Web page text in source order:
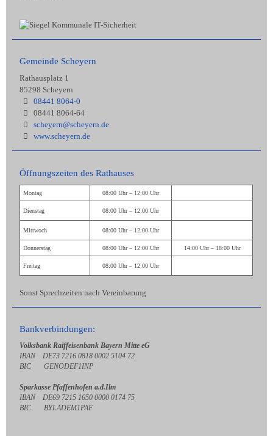
Gemeinde Scheyern
Rathausplatz 1
85298 Scheyern
08441 8064-0
08441 8064-64
scheyern@scheyern.de
www.scheyern.de
Öffnungszeiten des Rathauses
Montag 08:00 Uhr – 12:00 Uhr
Dienstag 08:00 Uhr – 12:00 Uhr
Mittwoch 08:00 Uhr – 12:00 Uhr
Donnerstag 08:00 Uhr – 12:00 Uhr 14:00 Uhr – 18:00 Uhr
Freitag 08:00 Uhr – 12:00 Uhr
Sonst Sprechzeiten nach Vereinbarung
Bankverbindungen:
Volksbank Raiffeisenbank Bayern Mitte eG
IBAN DE73 7216 0818 0002 5104 72
BIC GENODEF1INP
Sparkasse Pfaffenhofen a.d.Ilm
IBAN DE69 7215 1650 0000 0174 75
BIC BYLADEM1PAF